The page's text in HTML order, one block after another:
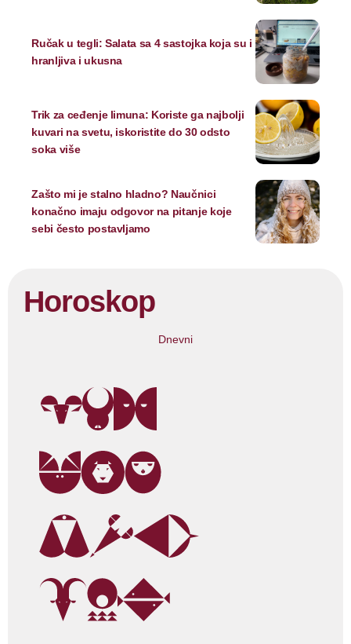
Ručak u tegli: Salata sa 4 sastojka koja su i
hranljiva i ukusna
Trik za ceđenje limuna: Koriste ga najbolji
kuvari na svetu, iskoristite do 30 odsto
soka više
Zašto mi je stalno hladno? Naučnici
konačno imaju odgovor na pitanje koje
sebi često postavljamo
Horoskop
Dnevni